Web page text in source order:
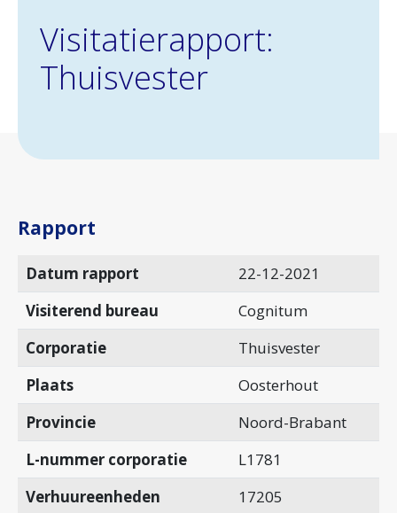
Visitatierapport:
Thuisvester
Rapport
Datum rapport
22-12-2021
Visiterend bureau
Cognitum
Corporatie
Thuisvester
Plaats
Oosterhout
Provincie
Noord-Brabant
L-nummer corporatie
L1781
Verhuureenheden
17205